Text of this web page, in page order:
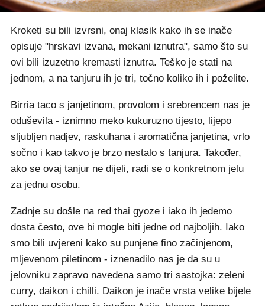
Kroketi su bili izvrsni, onaj klasik kako ih se inače
opisuje "hrskavi izvana, mekani iznutra", samo što su
ovi bili izuzetno kremasti iznutra. Teško je stati na
jednom, a na tanjuru ih je tri, točno koliko ih i poželite.
Birria taco s janjetinom, provolom i srebrencem nas je
oduševila - iznimno meko kukuruzno tijesto, lijepo
sljubljen nadjev, raskuhana i aromatična janjetina, vrlo
sočno i kao takvo je brzo nestalo s tanjura. Također,
ako se ovaj tanjur ne dijeli, radi se o konkretnom jelu
za jednu osobu.
Zadnje su došle na red thai gyoze i iako ih jedemo
dosta često, ove bi mogle biti jedne od najboljih. Iako
smo bili uvjereni kako su punjene fino začinjenom,
mljevenom piletinom - iznenadilo nas je da su u
jelovniku zapravo navedena samo tri sastojka: zeleni
curry, daikon i chilli. Daikon je inače vrsta velike bijele